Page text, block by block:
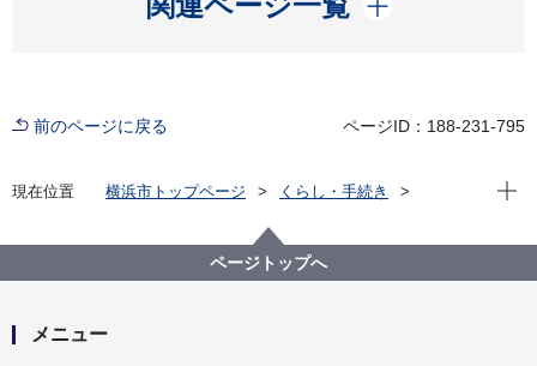
前のページに戻る ページID：188-231-795
現在位置 横浜市トップページ
くらし・手続き
収集事務所等
港北事務所のご案内
現在
ページトップへ
メニュー